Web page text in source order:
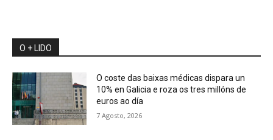
O + LIDO
O coste das baixas médicas dispara un
10% en Galicia e roza os tres millóns de
euros ao día
7 Agosto, 2026